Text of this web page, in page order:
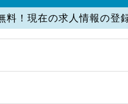
！現在の求人情報の登